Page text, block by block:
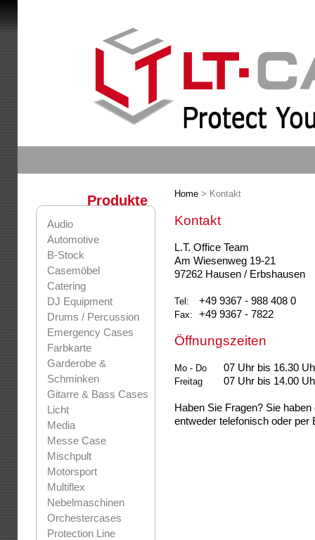
Produkte
Audio
Automotive
B-Stock
Casemöbel
Catering
DJ Equipment
Drums / Percussion
Emergency Cases
Farbkarte
Garderobe &
Schminken
Gitarre & Bass Cases
Licht
Media
Messe Case
Mischpult
Motorsport
Multiflex
Nebelmaschinen
Orchestercases
Protection Line
Home > Kontakt
Kontakt
L.T. Office Team
Am Wiesenweg 19-21
97262 Hausen / Erbshausen
Tel: +49 9367 - 988 408 0
Fax: +49 9367 - 7822
Öffnungszeiten
Mo - Do 07 Uhr bis 16.30
Freitag 07 Uhr bis 14.00
Haben Sie Fragen? Sie
entweder telefonisch oder